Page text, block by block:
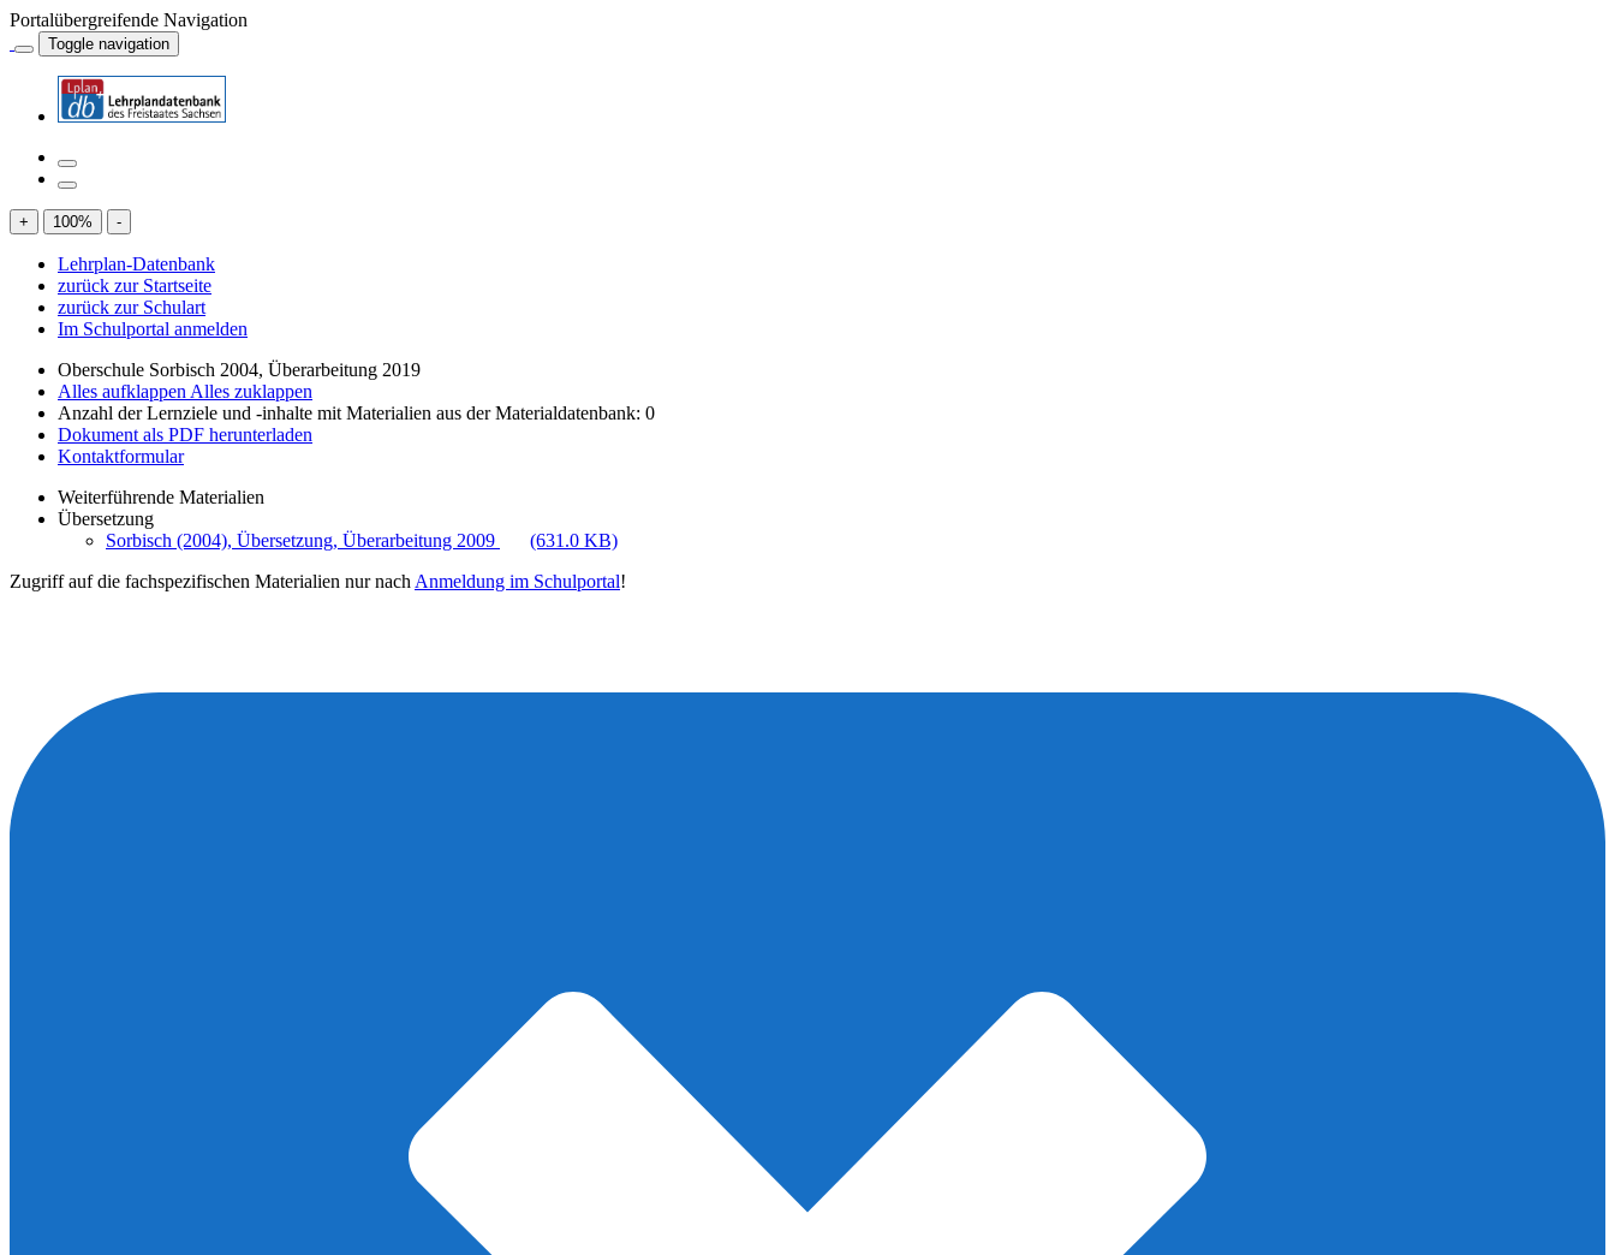
Portalübergreifende Navigation
Toggle navigation
+ 100% -
Lehrplan-Datenbank
zurück zur Startseite
zurück zur Schulart
Im Schulportal anmelden
Oberschule Sorbisch 2004, Überarbeitung 2019
Alles aufklappen Alles zuklappen
Anzahl der Lernziele und -inhalte mit Materialien aus der Materialdatenbank: 0
Dokument als PDF herunterladen
Kontaktformular
Weiterführende Materialien
Übersetzung
Sorbisch (2004), Übersetzung, Überarbeitung 2009
(631.0 KB)
Zugriff auf die fachspezifischen Materialien nur nach Anmeldung im Schulportal!